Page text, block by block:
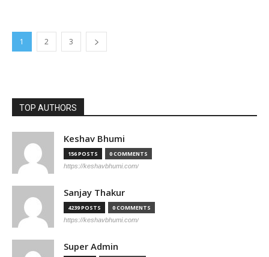
1 2 3
TOP AUTHORS
Keshav Bhumi
156 POSTS 0 COMMENTS
https://keshavbhumi.com/
Sanjay Thakur
4239 POSTS 0 COMMENTS
https://keshavbhumi.com/
Super Admin